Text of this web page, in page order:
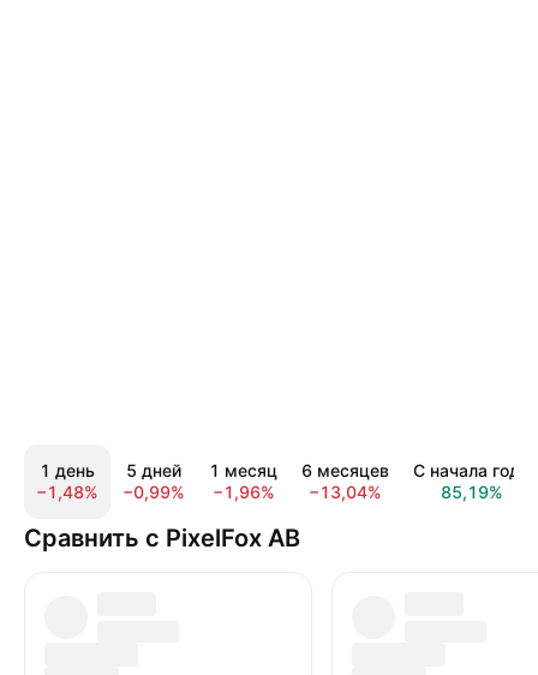
1 день
−1,48%
5 дней
−0,99%
1 месяц
−1,96%
6 месяцев
−13,04%
С начала года
85,19%
Сравнить с PixelFox AB